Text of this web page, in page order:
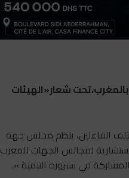
شعار«الهيئات
الفاعلين، ينظم مجلس جهة
لمجالس الجهات للمغرب